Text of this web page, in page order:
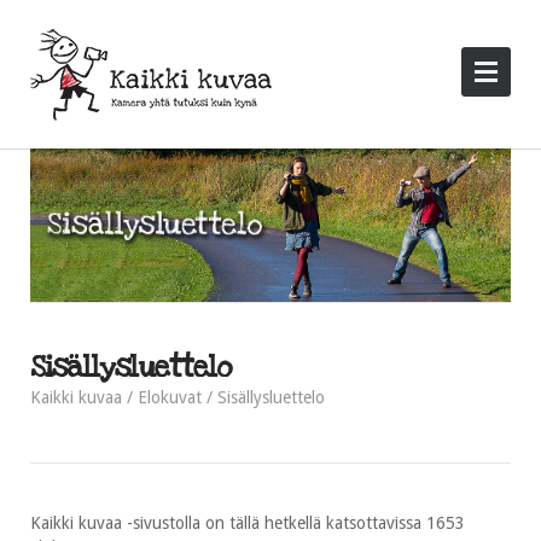
Sisällysluettelo
Kaikki kuvaa Elokuvat Sisällysluettelo
Kaikki kuvaa -sivustolla on tällä hetkellä katsottavissa 1653